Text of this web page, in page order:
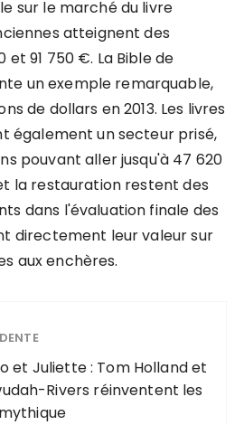
sur le marché du livre
atteignent des
91 750 €. La Bible de
un exemple remarquable,
de dollars en 2013. Les livres
également un secteur prisé,
pouvant aller jusqu'à 47 620
la restauration restent des
dans l'évaluation finale des
directement leur valeur sur
aux enchères.
et Juliette : Tom Holland et
Rivers réinventent les